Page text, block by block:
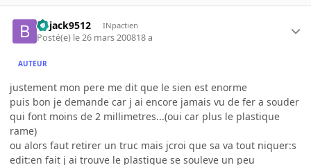
bojack9512 INpactien
Posté(e) le 26 mars 200818 a
AUTEUR
justement mon pere me dit que le sien est enorme
puis bon je demande car j ai encore jamais vu de fer a souder
qui font moins de 2 millimetres...(oui car plus le plastique
rame)
ou alors faut retirer un truc mais jcroi que sa va tout niquer:s
edit:en fait j ai trouve le plastique se souleve un peu